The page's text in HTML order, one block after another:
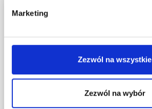
Marketing
Zezwól na wszystkie
Zezwól na wybór